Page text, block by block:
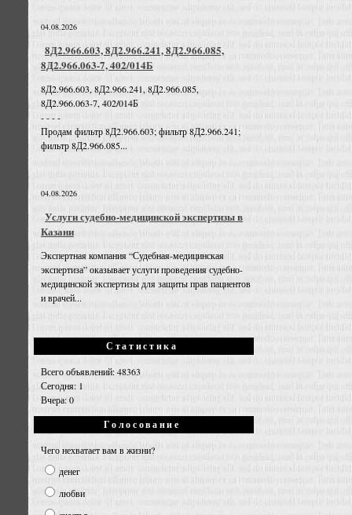
04.08.2026
8Д2.966.603, 8Д2.966.241, 8Д2.966.085,
8Д2.966.063-7, 402/014Б
8Д2.966.603, 8Д2.966.241, 8Д2.966.085,
8Д2.966.063-7, 402/014Б
- - - -
Продам фильтр 8Д2.966.603; фильтр 8Д2.966.241;
фильтр 8Д2.966.085...
04.08.2026
Услуги судебно-медицинской экспертизы в
Казани
Экспертная компания “Судебная-медицинская
экспертиза” оказывает услуги проведения судебно-
медицинской экспертизы для защиты прав пациентов
и врачей...
Статистика
Всего объявлений: 48363
Сегодня: 1
Вчера: 0
Голосование
Чего нехватает вам в жизни?
денег
любви